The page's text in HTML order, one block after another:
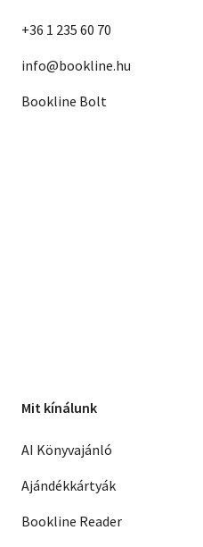
+36 1 235 60 70
info@bookline.hu
Bookline Bolt
Mit kínálunk
AI Könyvajánló
Ajándékkártyák
Bookline Reader